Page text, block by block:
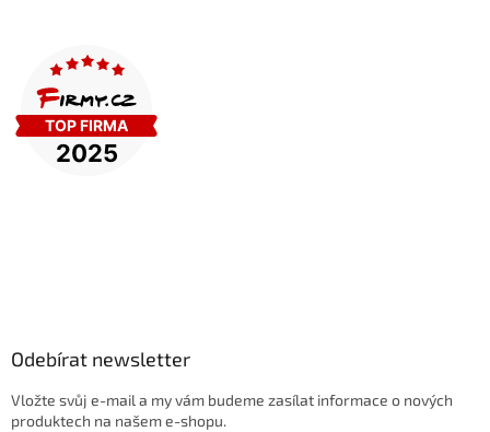
Odebírat newsletter
Vložte svůj e-mail a my vám budeme zasílat informace o nových
produktech na našem e-shopu.